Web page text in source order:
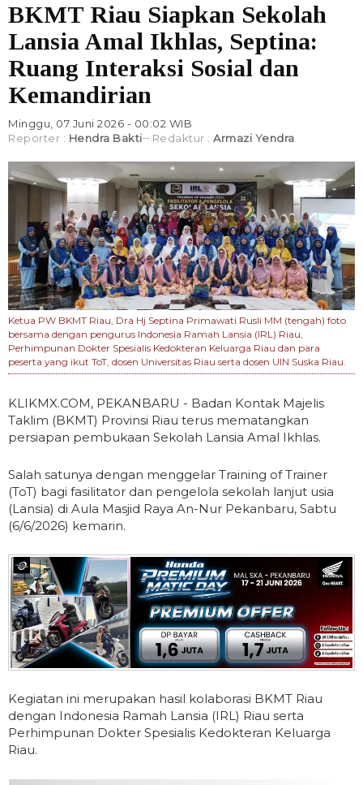
BKMT Riau Siapkan Sekolah
Lansia Amal Ikhlas, Septina:
Ruang Interaksi Sosial dan
Kemandirian
Minggu, 07 Juni 2026 - 00:02 WIB
Reporter : Hendra Bakti Redaktur : Armazi Yendra
Ketua PW BKMT Riau, Dra Hj Septina Primawati Rusli MM (tengah) foto
bersama dengan pengurus Indonesia Ramah Lansia (IRL) Riau,
Perhimpunan Dokter Spesialis Kedokteran Keluarga Riau dan para
peserta yang ikut ToT, dosen Universitas Riau serta dosen UIN Suska Riau.
KLIKMX.COM, PEKANBARU - Badan Kontak Majelis
Taklim (BKMT) Provinsi Riau terus mematangkan
persiapan pembukaan Sekolah Lansia Amal Ikhlas.
Salah satunya dengan menggelar Training of Trainer
(ToT) bagi fasilitator dan pengelola sekolah lanjut usia
(Lansia) di Aula Masjid Raya An-Nur Pekanbaru, Sabtu
(6/6/2026) kemarin.
Kegiatan ini merupakan hasil kolaborasi BKMT Riau
dengan Indonesia Ramah Lansia (IRL) Riau serta
Perhimpunan Dokter Spesialis Kedokteran Keluarga
Riau.